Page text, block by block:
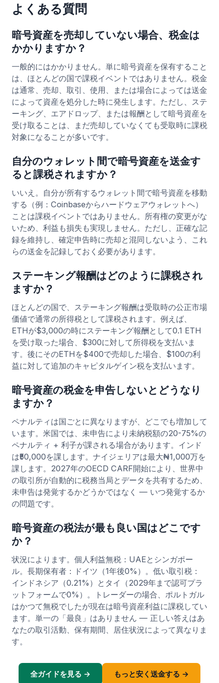
よくある質問
暗号資産を売却していない場合、税金は
かかりますか？
一般的にはかかりません。単に暗号資産を保有すること
は、ほとんどの国で課税イベントではありません。税金
は通常、売却、取引、使用、または場合によっては送金
によって資産を処分した時に発生します。ただし、ステ
ーキング、エアドロップ、または報酬として暗号資産を
受け取ることは、まだ売却していなくても受取時に課税
対象になることが多いです。
自分のウォレット間で暗号資産を送金す
ると課税されますか？
いいえ。自分が所有するウォレット間で暗号資産を移動
する（例：Coinbaseからハードウェアウォレットへ）
ことは課税イベントではありません。所有権の変更がな
いため、利益も損失も実現しません。ただし、正確な記
録を維持し、確定申告時に売却と混同しないよう、これ
らの送金を記録しておく必要があります。
ステーキング報酬はどのように課税され
ますか？
ほとんどの国で、ステーキング報酬は受取時の公正市場
価値で通常の所得税として課税されます。例えば、
ETHが$3,000の時にステーキング報酬として0.1 ETH
を受け取った場合、$300に対して所得税を支払いま
す。後にそのETHを$400で売却した場合、$100の利
益に対して追加のキャピタルゲイン税を支払います。
暗号資産の税金を申告しないとどうなり
ますか？
ペナルティは国ごとに異なりますが、どこでも増加して
います。米国では、未申告により未納税額の20-75%の
ペナルティ + 利子が課される場合があります。インド
は₹50,000を課します。ナイジェリアは最大₦1,000万を
課します。2027年のOECD CARF開始により、世界中
の取引所が自動的に税務当局とデータを共有するため、
未申告は発覚するかどうかではなく — いつ発覚するか
の問題です。
暗号資産の税法が最も良い国はどこです
か？
状況によります。個人利益無税：UAEとシンガポー
ル。長期保有者：ドイツ（1年後0%）。低い取引税：
インドネシア（0.21%）とタイ（2029年まで認可プラ
ットフォームで0%）。トレーダーの場合、ポルトガル
はかつて無税でしたが現在は暗号資産利益に課税してい
ます。単一の「最良」はありません — 正しい答えはあ
なたの取引活動、保有期間、居住状況によって異なりま
す。
全ガイドを見る → もっと安く送金する →